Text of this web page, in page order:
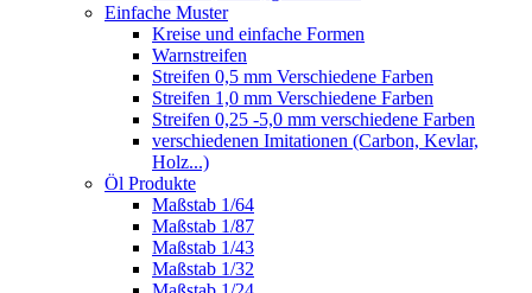
Einfache Muster
Kreise und einfache Formen
Warnstreifen
Streifen 0,5 mm Verschiedene Farben
Streifen 1,0 mm Verschiedene Farben
Streifen 0,25 -5,0 mm verschiedene Farben
verschiedenen Imitationen (Carbon, Kevlar,
Holz...)
Öl Produkte
Maßstab 1/64
Maßstab 1/87
Maßstab 1/43
Maßstab 1/32